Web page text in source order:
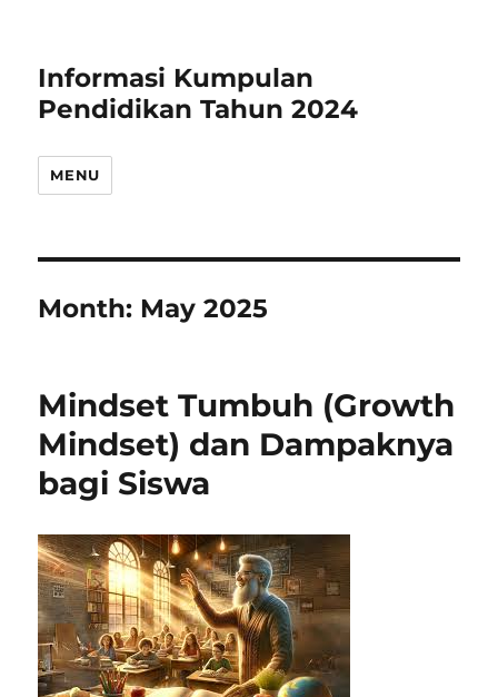
Informasi Kumpulan
Pendidikan Tahun 2024
MENU
Month: May 2025
Mindset Tumbuh (Growth
Mindset) dan Dampaknya
bagi Siswa